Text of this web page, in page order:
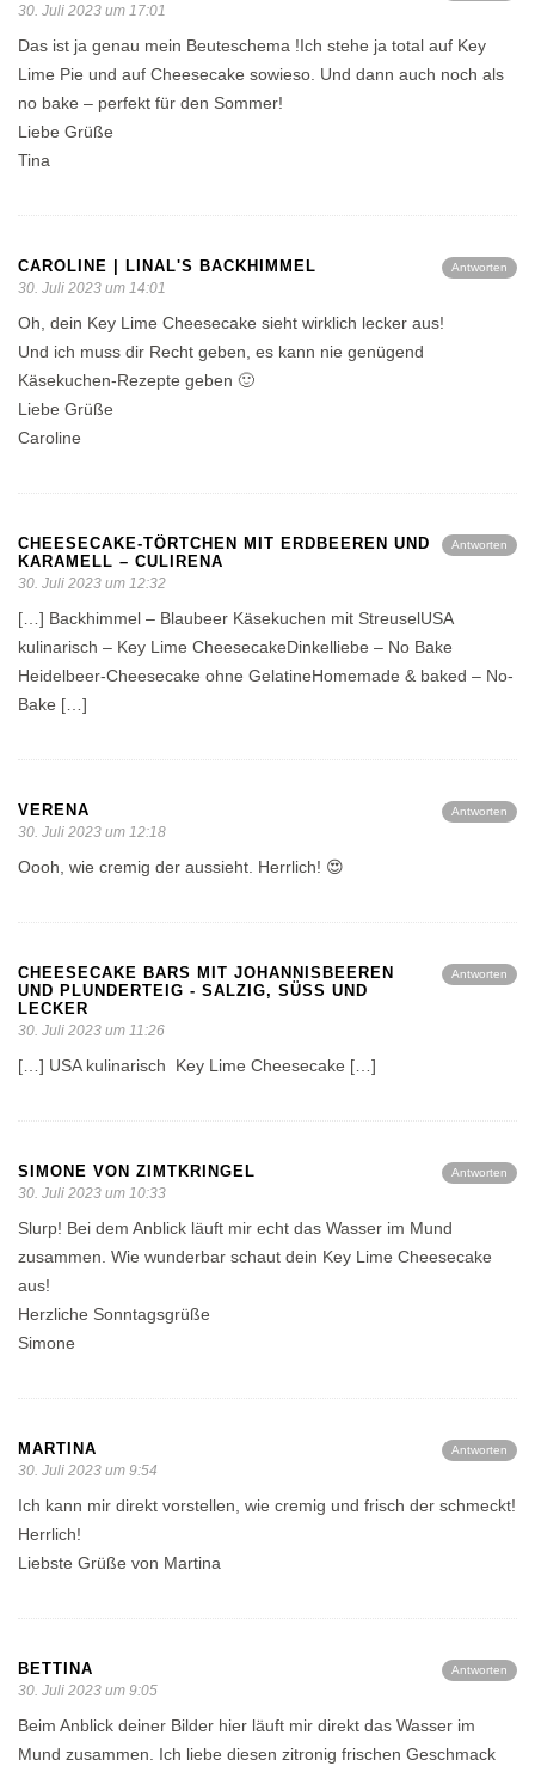
30. Juli 2023 um 17:01
Das ist ja genau mein Beuteschema !Ich stehe ja total auf Key
Lime Pie und auf Cheesecake sowieso. Und dann auch noch als
no bake – perfekt für den Sommer!
Liebe Grüße
Tina
Antworten
CAROLINE | LINAL'S BACKHIMMEL
30. Juli 2023 um 14:01
Oh, dein Key Lime Cheesecake sieht wirklich lecker aus!
Und ich muss dir Recht geben, es kann nie genügend
Käsekuchen-Rezepte geben 🙂
Liebe Grüße
Caroline
Antworten
CHEESECAKE-TÖRTCHEN MIT ERDBEEREN UND
KARAMELL – CULIRENA
30. Juli 2023 um 12:32
[…] Backhimmel – Blaubeer Käsekuchen mit StreuselUSA
kulinarisch – Key Lime CheesecakeDinkelliebe – No Bake
Heidelbeer-Cheesecake ohne GelatineHomemade & baked – No-
Bake […]
Antworten
VERENA
30. Juli 2023 um 12:18
Oooh, wie cremig der aussieht. Herrlich! 😍
Antworten
CHEESECAKE BARS MIT JOHANNISBEEREN
UND PLUNDERTEIG - SALZIG, SÜSS UND L
ECKER
30. Juli 2023 um 11:26
[…] USA kulinarisch Key Lime Cheesecake […]
Antworten
SIMONE VON ZIMTKRINGEL
30. Juli 2023 um 10:33
Slurp! Bei dem Anblick läuft mir echt das Wasser im Mund
zusammen. Wie wunderbar schaut dein Key Lime Cheesecake
aus!
Herzliche Sonntagsgrüße
Simone
Antworten
MARTINA
30. Juli 2023 um 9:54
Ich kann mir direkt vorstellen, wie cremig und frisch der schmeckt!
Herrlich!
Liebste Grüße von Martina
Antworten
BETTINA
30. Juli 2023 um 9:05
Beim Anblick deiner Bilder hier läuft mir direkt das Wasser im
Mund zusammen. Ich liebe diesen zitronig frischen Geschmack